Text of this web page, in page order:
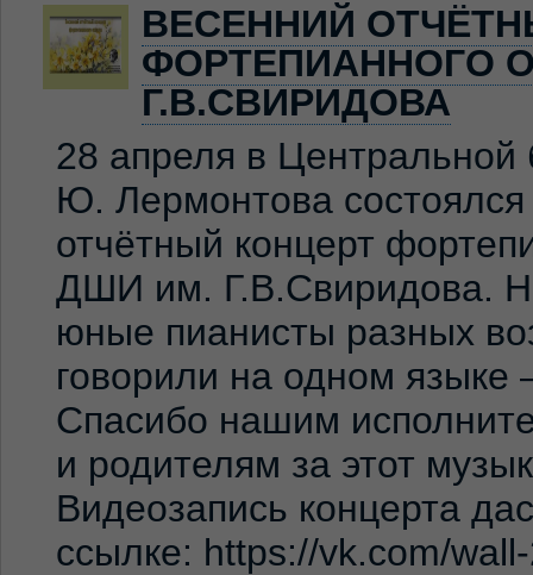
ВЕСЕННИЙ
ФОРТЕПИАННОГО
Г.В.СВИРИДОВА
28 апреля в
Ю. Лермонтова состоялся
отчётный концерт
ДШИ им. Г.В.Свиридова.
юные пианисты разных
говорили на одном
Спасибо нашим
и родителям за этот
Видеозапись концерта
ссылке: https://vk.com/